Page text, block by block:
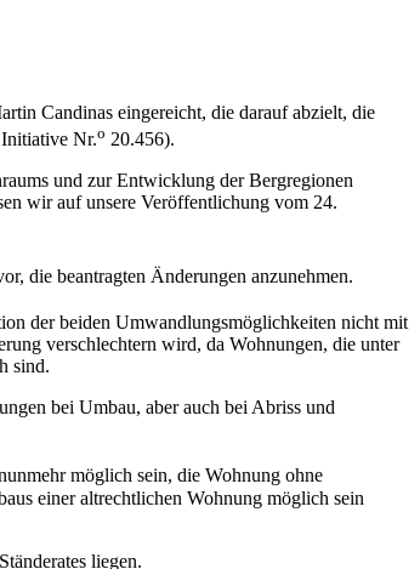
Candinas eingereicht, die darauf abzielt, die
Nr.o 20.456).
und zur Entwicklung der Bergregionen
wir auf unsere Veröffentlichung vom 24.
die beantragten Änderungen anzunehmen.
der beiden Umwandlungsmöglichkeiten nicht mit
verschlechtern wird, da Wohnungen, die unter
sind.
bei Umbau, aber auch bei Abriss und
möglich sein, die Wohnung ohne
einer altrechtlichen Wohnung möglich sein
liegen.